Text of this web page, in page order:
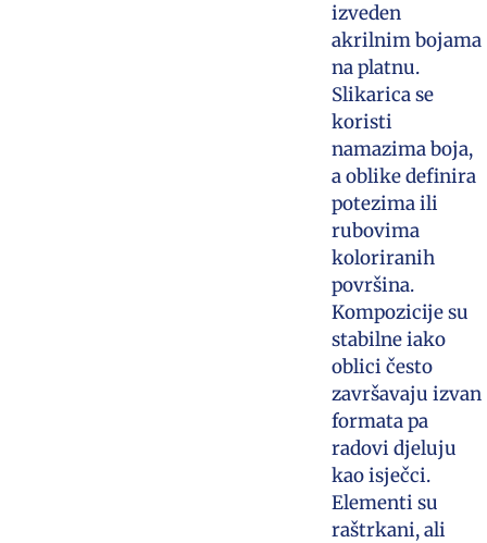
izveden
akrilnim bojama
na platnu.
Slikarica se
koristi
namazima boja,
a oblike definira
potezima ili
rubovima
koloriranih
površina.
Kompozicije su
stabilne iako
oblici često
završavaju izvan
formata pa
radovi djeluju
kao isječci.
Elementi su
raštrkani, ali